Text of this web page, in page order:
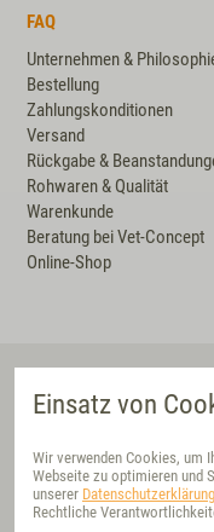
Einsatz von
Wir verwenden Cookies, um
Webseite zu optimieren und
unserer Datenschutzerklärung
Rechtliche
FAQ
Unternehmen &
Bestellung
Zahlungskonditionen
Versand
Rückgabe &
Rohwaren & Qualität
Warenkunde
Beratung bei Vet-Concept
Online-Shop
Partner-Shop
Netherlands